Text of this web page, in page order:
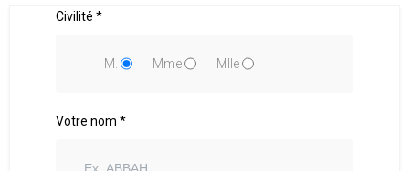
Civilité *
M. Mme Mlle
Votre nom *